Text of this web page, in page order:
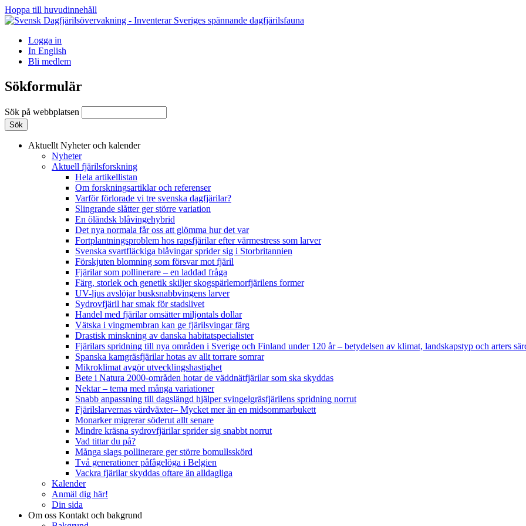
Hoppa till huvudinnehåll
Logga in
In English
Bli medlem
Sökformulär
Sök på webbplatsen
Aktuellt Nyheter och kalender
Nyheter
Aktuell fjärilsforskning
Hela artikellistan
Om forskningsartiklar och referenser
Varför förlorade vi tre svenska dagfjärilar?
Slingrande slåtter ger större variation
En öländsk blåvingehybrid
Det nya normala får oss att glömma hur det var
Fortplantningsproblem hos rapsfjärilar efter värmestress som larver
Svenska svartfläckiga blåvingar sprider sig i Storbritannien
Förskjuten blomning som försvar mot fjäril
Fjärilar som pollinerare – en laddad fråga
Färg, storlek och genetik skiljer skogspärlemorfjärilens former
UV-ljus avslöjar busksnabbvingens larver
Sydrovfjäril har smak för stadslivet
Handel med fjärilar omsätter miljontals dollar
Vätska i vingmembran kan ge fjärilsvingar färg
Drastisk minskning av danska habitatspecialister
Fjärilars spridning till nya områden i Sverige och Finland under 120 år– betydelsen av klimat, landskapstyp och arters
Spanska kamgräsfjärilar hotas av allt torrare somrar
Mikroklimat avgör utvecklingshastighet
Bete i Natura 2000-områden hotar de väddnätfjärilar som ska skyddas
Nektar – tema med många variationer
Snabb anpassning till dagslängd hjälper svingelgräsfjärilens spridning norrut
Fjärilslarvernas värdväxter– Mycket mer än en midsommarbukett
Monarker migrerar söderut allt senare
Mindre kräsna sydrovfjärilar sprider sig snabbt norrut
Vad tittar du på?
Många slags pollinerare ger större bomullsskörd
Två generationer påfågelöga i Belgien
Vackra fjärilar skyddas oftare än alldagliga
Kalender
Anmäl dig här!
Din sida
Om oss Kontakt och bakgrund